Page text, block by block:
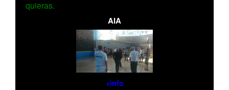
quieras.
AIA
+info